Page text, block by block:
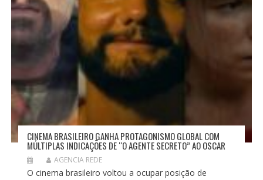
CINEMA BRASILEIRO GANHA PROTAGONISMO GLOBAL COM
MÚLTIPLAS INDICAÇÕES DE “O AGENTE SECRETO” AO OSCAR
AGENCIA REDE
O cinema brasileiro voltou a ocupar posição de